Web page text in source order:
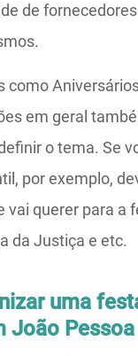
de
como
em geral
o tema. Se
por exemplo,
vai querer para a
da Justiça e etc.
uma
João Pessoa